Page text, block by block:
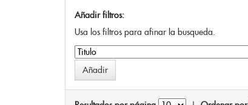
Añadir filtros:
Usa los filtros para afinar la busqueda.